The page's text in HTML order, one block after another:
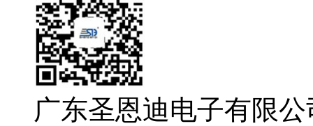
广东圣恩迪电子有限公